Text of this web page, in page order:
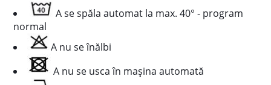
A se spăla automat la max. 40° - program
normal
A nu se înălbi
A nu se usca în mașina automată